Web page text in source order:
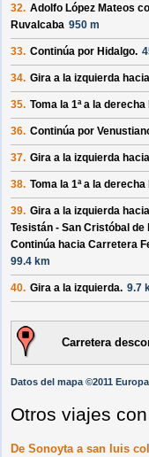
32. Adolfo López Mateos
Ruvalcaba 950 m
33. Continúa por Hidalgo.
34. Gira a la izquierda hacia
35. Toma la 1ª a la
36. Continúa por
37. Gira a la izquierda hacia
38. Toma la 1ª a la
39. Gira a la izquierda hacia
Tesistán - San Cristóbal de
Continúa hacia Carretera
99.4 km
40. Gira a la izquierda. 9.7
Carretera
Datos del mapa ©2011
Otros viajes
De Sonoyta a san luis